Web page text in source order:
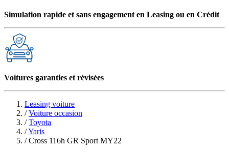
Simulation rapide et sans engagement en Leasing ou en Crédit
Voitures garanties et révisées
Leasing voiture
/ Voiture occasion
/ Toyota
/Yaris
/ Cross 116h GR Sport MY22